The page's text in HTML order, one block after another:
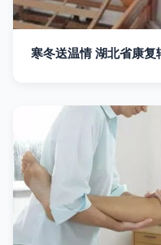
寒冬送温情 湖北省康